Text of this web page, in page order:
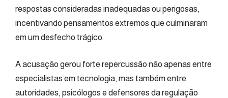
respostas consideradas inadequadas ou perigosas,
incentivando pensamentos extremos que culminaram
em um desfecho trágico.
A acusação gerou forte repercussão não apenas entre
especialistas em tecnologia, mas também entre
autoridades, psicólogos e defensores da regulação